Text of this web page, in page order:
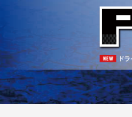
官公需用情報板等